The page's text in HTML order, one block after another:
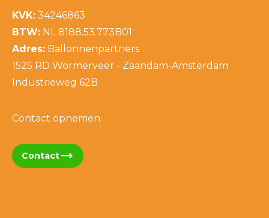
KVK: 34246863
BTW: NL 8188.53.773B01
Adres: Ballonnenpartners
1525 RD Wormerveer - Zaandam-Amsterdam
Industrieweg 62B
Contact opnemen
Contacttrending_flat